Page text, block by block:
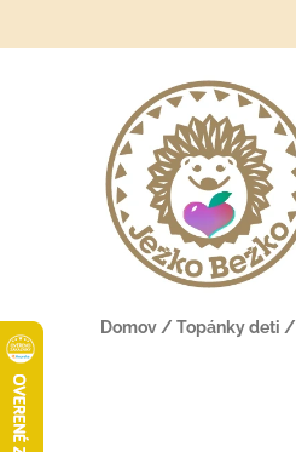
Domov / Topánky deti /